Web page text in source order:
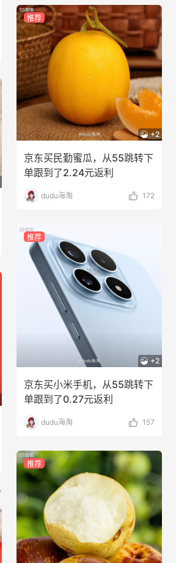
推荐
+2
京东买民勤蜜瓜，从55跳转下
单跟到了2.24元返利
dudu海淘 172
推荐
+2
京东买小米手机，从55跳转下
单跟到了0.27元返利
dudu海淘 157
推荐
淘宝买柏瑞美定妆喷雾跳55海淘！返利
2.91元
08月05日 4
吃到了干煸炒面，好吃诶
08月05日 4